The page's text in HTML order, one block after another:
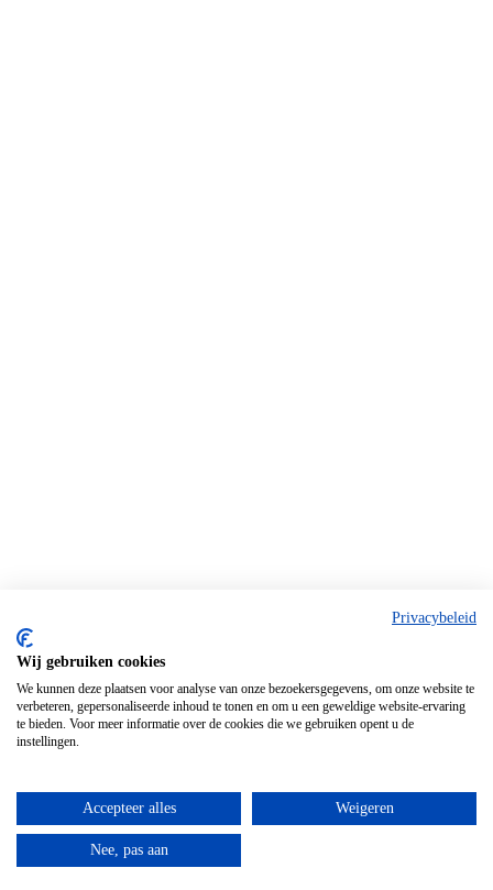
Privacybeleid
Wij gebruiken cookies
We kunnen deze plaatsen voor analyse van onze bezoekersgegevens, om onze website te
verbeteren, gepersonaliseerde inhoud te tonen en om u een geweldige website-ervaring
te bieden. Voor meer informatie over de cookies die we gebruiken opent u de
instellingen.
Accepteer alles Weigeren
Nee, pas aan